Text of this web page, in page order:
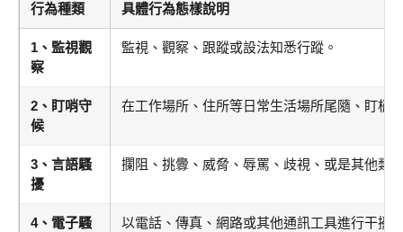
行為種類 具體行為態樣說明
1、監視觀
察
監視、觀察、跟蹤或設法知悉行蹤。
2、盯哨守
候
在工作場所、住所等日常生活場所尾隨、盯梢
3、言語騷
擾
攔阻、挑釁、威脅、辱罵、歧視、或是其他類
4、電子騷
以電話、傳真、網路或其他通訊工具進行干擾